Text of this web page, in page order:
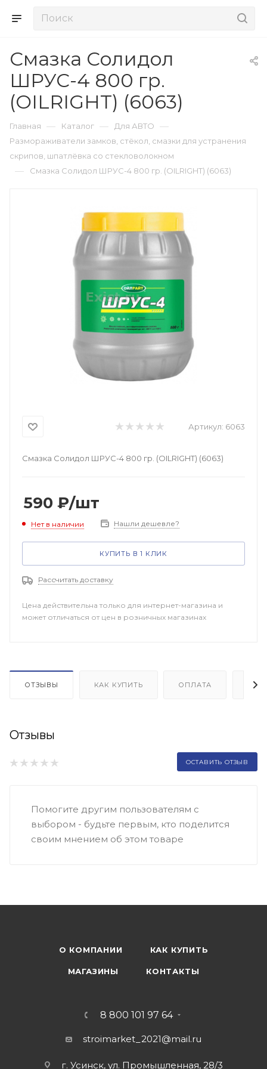
Смазка Солидол
ШРУС-4 800 гр.
(OILRIGHT) (6063)
Главная — Каталог — Для АВТО —
Размораживатели замков, стёкол, смазки для устранения
скрипов, шпатлёвка со стекловолокном
— Смазка Солидол ШРУС-4 800 гр. (OILRIGHT) (6063)
Артикул: 6063
Смазка Солидол ШРУС-4 800 гр. (OILRIGHT) (6063)
590 ₽/шт
Нет в наличии Нашли дешевле?
КУПИТЬ В 1 КЛИК
Рассчитать доставку
Цена действительна только для интернет-магазина и
может отличаться от цен в розничных магазинах
ОТЗЫВЫ КАК КУПИТЬ ОПЛАТА
Отзывы
ОСТАВИТЬ ОТЗЫВ
Помогите другим пользователям с
выбором - будьте первым, кто поделится
своим мнением об этом товаре
О КОМПАНИИ КАК КУПИТЬ
МАГАЗИНЫ КОНТАКТЫ
8 800 101 97 64
stroimarket_2021@mail.ru
г. Усинск, ул. Промышленная, 28/3